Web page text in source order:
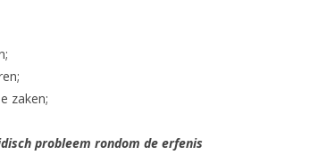
zaken;
probleem rondom de erfenis